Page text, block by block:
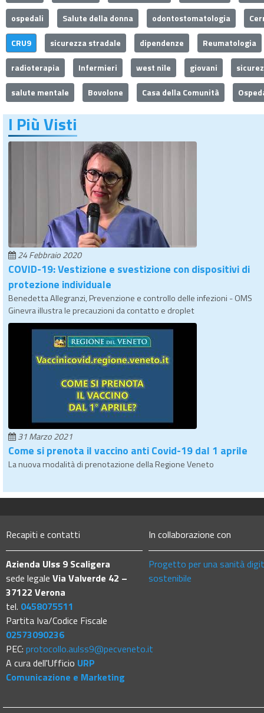
ospedali
Salute della donna odontostomatologia
CRU9
sicurezza stradale dipendenze
Reumatologia
radioterapia
Infermieri west nile giovani
salute mentale
Bovolone Casa della Comunità
I Più Visti
24 Febbraio 2020
COVID-19: Vestizione e svestizione con dispositivi di
protezione individuale
Benedetta Allegranzi, Prevenzione e controllo delle infezioni - OMS
Ginevra illustra le precauzioni da contatto e droplet
31 Marzo 2021
Come si prenota il vaccino anti Covid-19 dal 1 aprile
La nuova modalità di prenotazione della Regione Veneto
Recapiti e contatti
Azienda Ulss 9 Scaligera
sede legale Via Valverde 42 –
37122 Verona
tel. 0458075511
Partita Iva/Codice Fiscale
02573090236
PEC: protocollo.aulss9@pecveneto.it
A cura dell'Ufficio URP
Comunicazione e Marketing
In collaborazione con
Progetto per una sanità
sostenibile